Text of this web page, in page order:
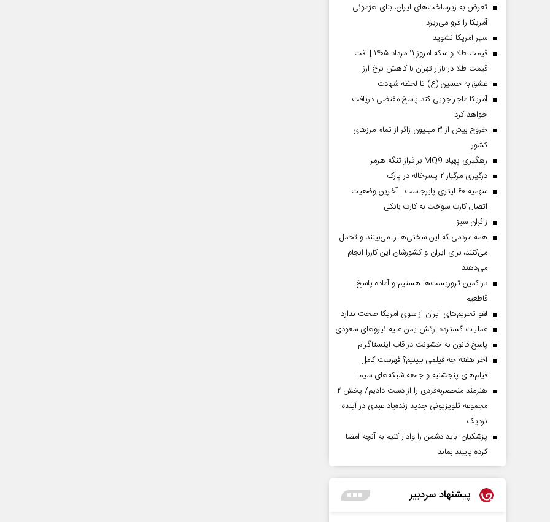
تعرض به زیرساخت‌های ایران، بنای هژمونی
آمریکا را فرو می‌ریزد
سپر آمریکا نشوید
قیمت طلا و سکه امروز ۱۱ مرداد ۱۴۰۵ | افت
قیمت طلا در بازار تهران با کاهش نرخ ارز
عشق به حسین (ع) تا لحظه شهادت
آمریکا ماجراجویی کند پاسخ مقتضی دریافت
خواهد کرد
خروج بیش از ۳ میلیون زائر از تمام مرز‌های
کشور
رهگیری پهپاد MQ9 بر فراز تنگه هرمز
درگیری مرگبار ۲ پسرخاله در پارک
سهمیه ۶۰ لیتری پابرجاست | آخرین وضعیت
اتصال کارت سوخت به کارت بانکی
‌زائران سبز
همه مردمی که این سختی‌ها را می‌بینند و تحمل
می‌کنند، برای ایران و کشورشان این کاررا انجام
می‌دهند
در کمین تروریست‌ها هستیم و آماده پاسخ
قاطعیم
لغو تحریم‌های ایران از سوی آمریکا صحت ندارد
عملیات گسترده ارتش یمن علیه نیروهای سعودی
پاسخ قانون به خشونت در قاب اینستاگرام
آخر هفته چه فیلمی ببینیم؟ فهرست کامل
فیلم‌های پنجشنبه و جمعه شبکه‌های سیما
هنرمند منحصر‌به‌فردی را از دست دادیم/ پخش ۲
مجموعه تلویزیونی جدید زنده‌یاد عبدی در آینده
نزدیک
پزشکیان: باید دشمن را وادار کنیم به آنچه امضا
کرده پایبند بماند
پیشنهاد سردبیر